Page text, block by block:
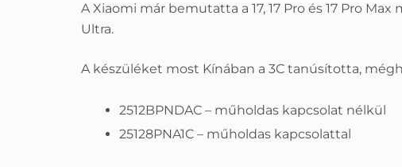
A Xiaomi már bemutatta a 17, 17 Pro és 17 Pro
Ultra.
A készüléket most Kínában a 3C tanúsította,
2512BPNDAC – műholdas kapcsolat nélkül
25128PNA1C – műholdas kapcsolattal